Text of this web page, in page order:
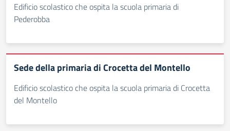
Edificio scolastico che ospita la scuola primaria di
Pederobba
Sede della primaria di Crocetta del Montello
Edificio scolastico che ospita la scuola primaria di Crocetta
del Montello